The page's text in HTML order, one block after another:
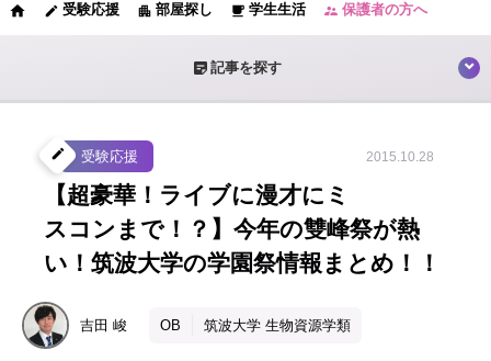
home edit 受験応援 apartment 部屋探し local_cafe 学生生活 supervisor_account 保護者の方へ
sticky_note_2 記事を探す
create 受験応援 2015.10.28
【超豪華！ライブに漫才にミ
スコンまで！？】今年の雙峰祭が熱
い！筑波大学の学園祭情報まとめ！！
吉田 峻 OB 筑波大学 生物資源学類